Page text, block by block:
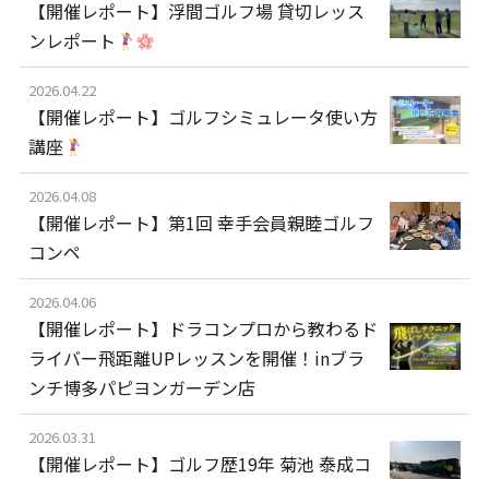
【開催レポート】浮間ゴルフ場 貸切レッス
ンレポート
2026.04.22
【開催レポート】ゴルフシミュレータ使い方
講座
2026.04.08
【開催レポート】第1回 幸手会員親睦ゴルフ
コンペ
2026.04.06
【開催レポート】ドラコンプロから教わるド
ライバー飛距離UPレッスンを開催！inブラ
ンチ博多パピヨンガーデン店
2026.03.31
【開催レポート】ゴルフ歴19年 菊池 泰成コ